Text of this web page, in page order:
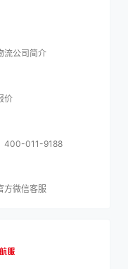
流公司简介
价
400-011-9188
方微信客服